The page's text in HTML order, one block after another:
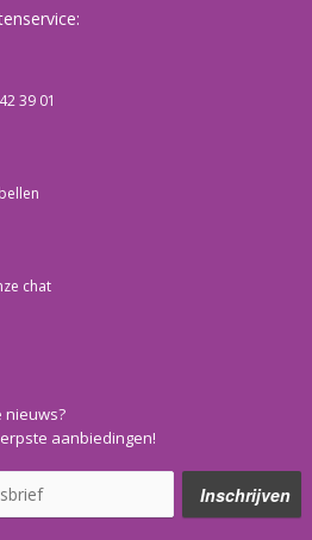
39 01
chat
nieuws?
aanbiedingen!